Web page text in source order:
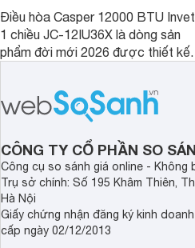
Điều hòa Casper 12000 BTU
1 chiều JC-12IU36X là dòng sản
phẩm đời mới 2026 được thiết kế
sở hữu khả năng làm mát tốt mà
có giá bán rất hợp lý.
CÔNG TY CỔ PHẦN SO
Công cụ so sánh giá online - Không
Trụ sở chính: Số 195 Khâm Thiên,
Hà Nội
Giấy chứng nhận đăng ký kinh
cấp ngày 02/12/2013